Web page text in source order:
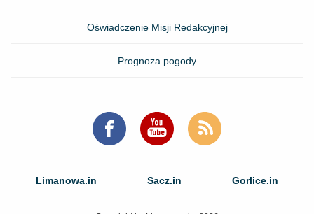
Oświadczenie Misji Redakcyjnej
Prognoza pogody
Limanowa.in Sacz.in Gorlice.in